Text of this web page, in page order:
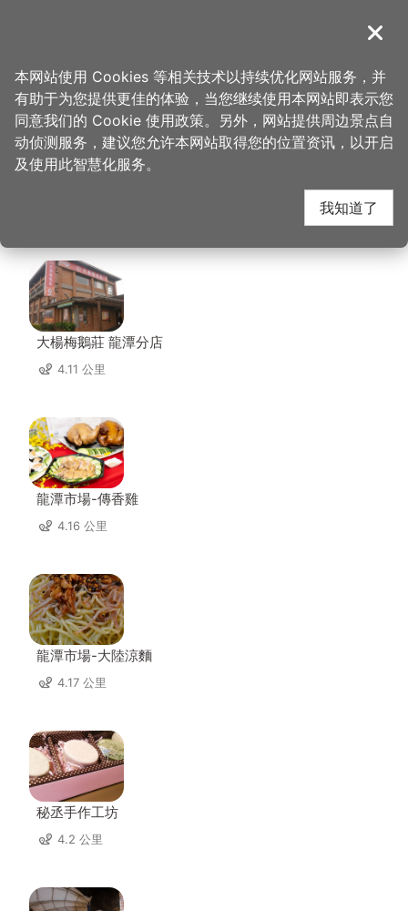
導覽
首页 > 想去的地方 > 美食、购物 > 福隆活鱼土鸡餐厅
福隆活鱼土鸡餐厅 周边
店家
大楊梅鵝莊 龍潭分店
4.11 公里
龍潭市場-傳香雞
4.16 公里
龍潭市場-大陸涼麵
4.17 公里
秘丞手作工坊
4.2 公里
关闭
本网站使用 Cookies 等相关技术以持续优化网站服务，并
有助于为您提供更佳的体验，当您继续使用本网站即表示您
同意我们的 Cookie 使用政策。另外，网站提供周边景点自
动侦测服务，建议您允许本网站取得您的位置资讯，以开启
及使用此智慧化服务。
我知道了